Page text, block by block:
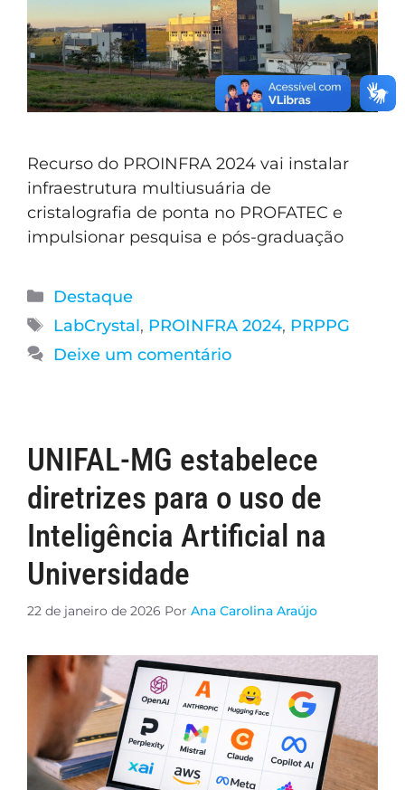
Recurso do PROINFRA 2024 vai instalar
infraestrutura multiusuária de
cristalografia de ponta no PROFATEC e
impulsionar pesquisa e pós-graduação
Destaque
LabCrystal, PROINFRA 2024, PRPPG
Deixe um comentário
UNIFAL-MG estabelece
diretrizes para o uso de
Inteligência Artificial na
Universidade
22 de janeiro de 2026 Por Ana Carolina Araújo